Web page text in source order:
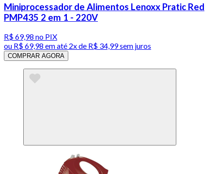
Miniprocessador de Alimentos Lenoxx Pratic Red
PMP435 2 em 1 - 220V
R$ 69,98 no PIX
ou R$ 69,98 em até 2x de R$ 34,99 sem juros
COMPRAR AGORA